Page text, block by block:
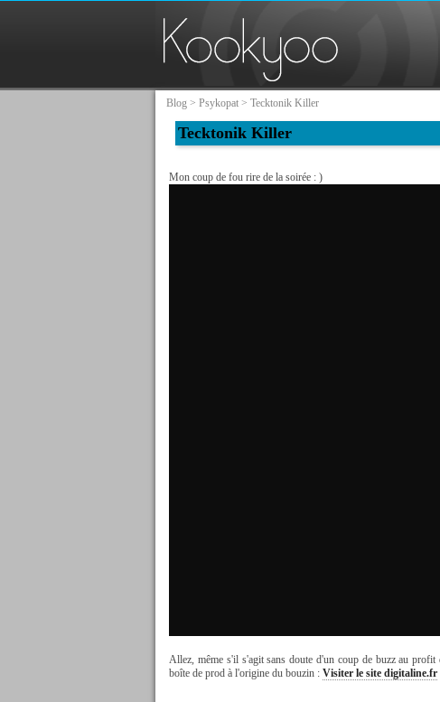
Blog > Psykopat > Tecktonik Killer
Tecktonik Killer
Mon coup de fou rire de la soirée : )
Allez, même s'il s'agit sans doute d'un coup de buzz au
boîte de prod à l'origine du bouzin : Visiter le site digitaline.fr